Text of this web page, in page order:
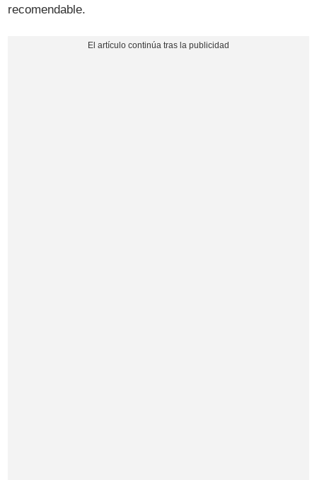
recomendable.